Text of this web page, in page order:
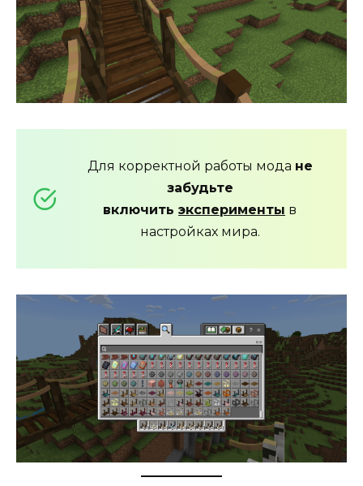
Для корректной работы мода не
забудьте
включить эксперименты в
настройках мира.